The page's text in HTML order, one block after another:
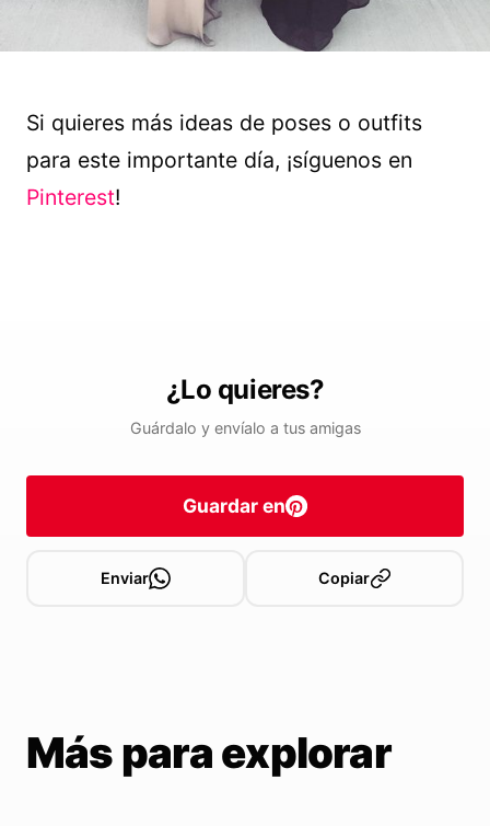
Si quieres más ideas de poses o outfits
para este importante día, ¡síguenos en
Pinterest!
¿Lo quieres?
Guárdalo y envíalo a tus amigas
Guardar en
Enviar Copiar
Más para explorar